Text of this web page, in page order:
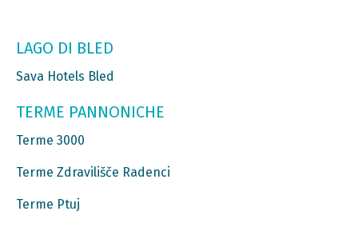
LAGO DI BLED
Sava Hotels Bled
TERME PANNONICHE
Terme 3000
Terme Zdravilišče Radenci
Terme Ptuj